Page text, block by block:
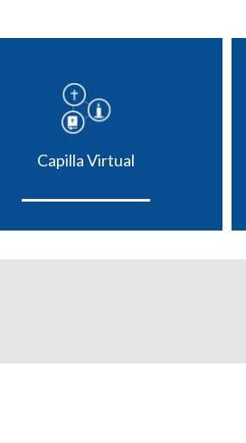
Capilla Virtual